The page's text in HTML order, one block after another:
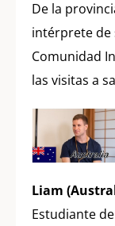
De la
intérprete de
Comunidad
las visitas a
Liam
Estudiante